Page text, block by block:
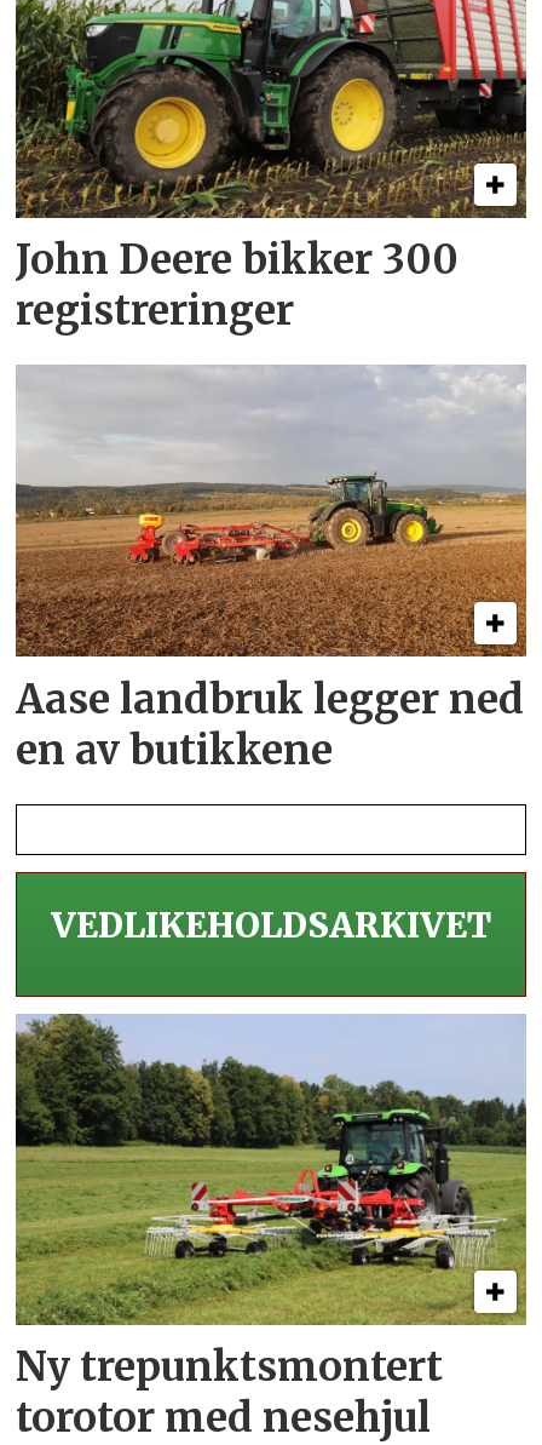
John Deere bikker 300
registreringer
Aase landbruk legger ned
en av butikkene
VEDLIKEHOLDS­ARKIVET
Ny trepunkts­montert
torotor med nesehjul